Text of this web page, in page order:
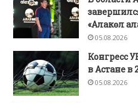
«Алакөл
05.08.2026
Конгресс
в Астане в
05.08.2026